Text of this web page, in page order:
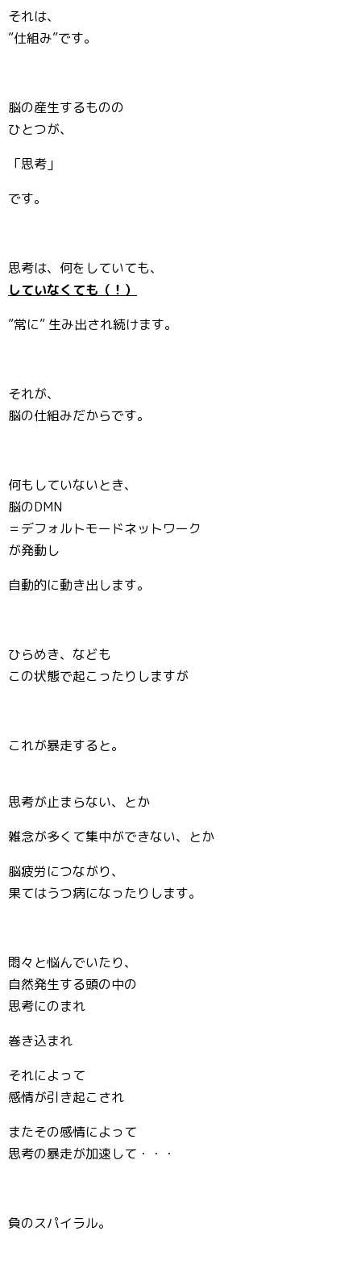
それは、
”仕組み”です。
脳の産生するものの
ひとつが、
「思考」
です。
思考は、何をしていても、
していなくても（！）
”常に” 生み出され続けます。
それが、
脳の仕組みだからです。
何もしていないとき、
脳のDMN
＝デフォルトモードネットワーク
が発動し
自動的に動き出します。
ひらめき、なども
この状態で起こったりしますが
これが暴走すると。
思考が止まらない、とか
雑念が多くて集中ができない、とか
脳疲労につながり、
果てはうつ病になったりします。
悶々と悩んでいたり、
自然発生する頭の中の
思考にのまれ
巻き込まれ
それによって
感情が引き起こされ
またその感情によって
思考の暴走が加速して・・・
負のスパイラル。